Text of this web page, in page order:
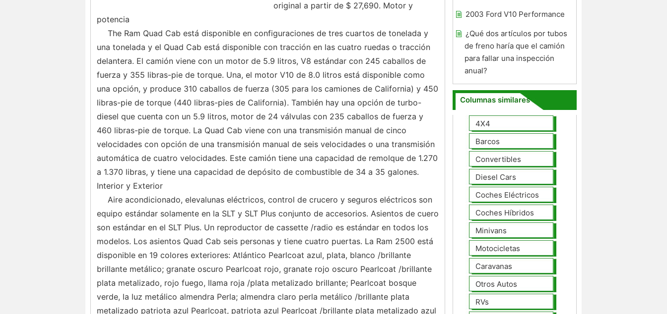
original a partir de $ 27,690. Motor y
potencia
The Ram Quad Cab está disponible en configuraciones de tres cuartos de tonelada y
una tonelada y el Quad Cab está disponible con tracción en las cuatro ruedas o tracción
delantera. El camión viene con un motor de 5.9 litros, V8 estándar con 245 caballos de
fuerza y ​​355 libras-pie de torque. Una, el motor V10 de 8.0 litros está disponible como
una opción, y produce 310 caballos de fuerza (305 para los camiones de California) y 450
libras-pie de torque (440 libras-pies de California). También hay una opción de turbo-
diesel que cuenta con un 5.9 litros, motor de 24 válvulas con 235 caballos de fuerza y ​​
460 libras-pie de torque. La Quad Cab viene con una transmisión manual de cinco
velocidades con opción de una transmisión manual de seis velocidades o una transmisión
automática de cuatro velocidades. Este camión tiene una capacidad de remolque de 1.270
a 1.370 libras, y tiene una capacidad de depósito de combustible de 34 a 35 galones.
Interior y Exterior
Aire acondicionado, elevalunas eléctricos, control de crucero y seguros eléctricos son
equipo estándar solamente en la SLT y SLT Plus conjunto de accesorios. Asientos de cuero
son estándar en el SLT Plus. Un reproductor de cassette /radio es estándar en todos los
modelos. Los asientos Quad Cab seis personas y tiene cuatro puertas. La Ram 2500 está
disponible en 19 colores exteriores: Atlántico Pearlcoat azul, plata, blanco /brillante
brillante metálico; granate oscuro Pearlcoat rojo, granate rojo oscuro Pearlcoat /brillante
plata metalizado, rojo fuego, llama roja /plata metalizado brillante; Pearlcoat bosque
verde, la luz metálico almendra Perla; almendra claro perla metálico /brillante plata
metalizado patriota azul Pearlcoat, patriota azul Pearlcoat /brillante plata metalizado azul
2003 Ford V10 Performance
¿Qué dos artículos por tubos
de freno haría que el camión
para fallar una inspección
anual?
Columnas similares
4X4
Barcos
Convertibles
Diesel Cars
Coches Eléctricos
Coches Híbridos
Minivans
Motocicletas
Caravanas
Otros Autos
RVs